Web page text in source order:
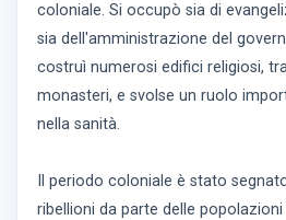
coloniale. Si occupò sia di
sia dell'amministrazione del
costruì numerosi edifici religiosi,
monasteri, e svolse un ruolo
nella sanità.
Il periodo coloniale è stato
ribellioni da parte delle